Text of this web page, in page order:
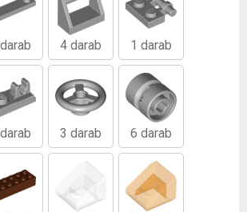
4 darab 1 darab
3 darab 6 darab